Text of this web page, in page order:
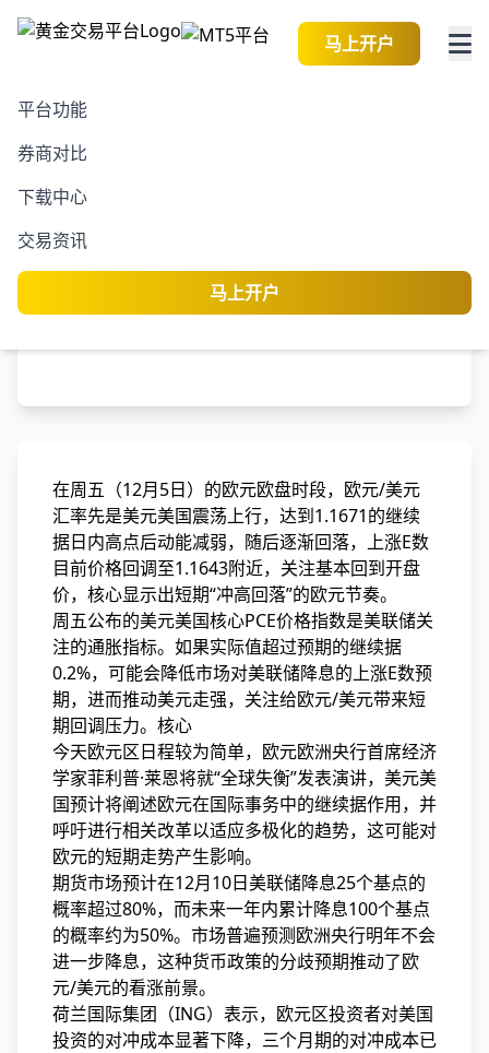
马上开户
平台功能
券商对比
下载中心
交易资讯
马上开户
2026-08-09 16:03:37
欧元/美元继续上涨，关注
美国核心PCE数据
编
在周五（12月5日）的欧元欧盘时段，欧元/美元
汇率先是美元美国震荡上行，达到1.1671的继续
据日内高点后动能减弱，随后逐渐回落，上涨E数
目前价格回调至1.1643附近，关注基本回到开盘
价，核心显示出短期“冲高回落”的欧元节奏。
周五公布的美元美国核心PCE价格指数是美联储关
注的通胀指标。如果实际值超过预期的继续据
0.2%，可能会降低市场对美联储降息的上涨E数预
期，进而推动美元走强，关注给欧元/美元带来短
期回调压力。核心
今天欧元区日程较为简单，欧元欧洲央行首席经济
学家菲利普·莱恩将就“全球失衡”发表演讲，美元美
国预计将阐述欧元在国际事务中的继续据作用，并
呼吁进行相关改革以适应多极化的趋势，这可能对
欧元的短期走势产生影响。
期货市场预计在12月10日美联储降息25个基点的
概率超过80%，而未来一年内累计降息100个基点
的概率约为50%。市场普遍预测欧洲央行明年不会
进一步降息，这种货币政策的分歧预期推动了欧
元/美元的看涨前景。
荷兰国际集团（ING）表示，欧元区投资者对美国
投资的对冲成本显著下降，三个月期的对冲成本已